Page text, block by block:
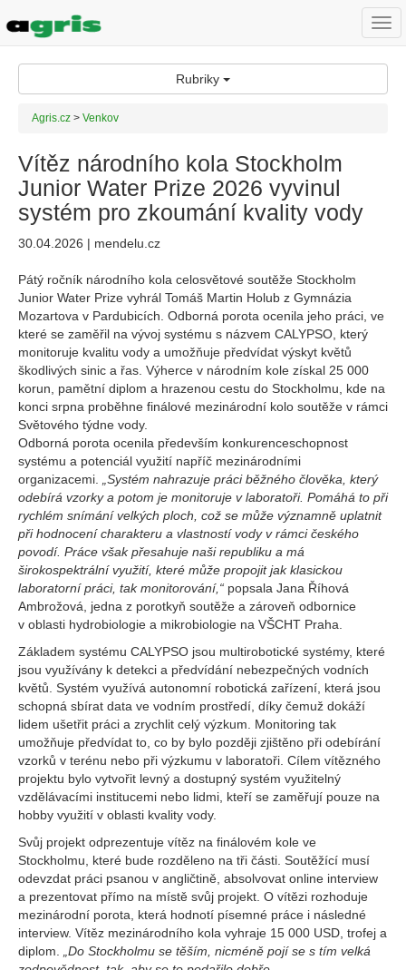
Rubriky
Agris.cz > Venkov
Vítěz národního kola Stockholm
Junior Water Prize 2026 vyvinul
systém pro zkoumání kvality vody
30.04.2026 | mendelu.cz
Pátý ročník národního kola celosvětové soutěže Stockholm
Junior Water Prize vyhrál Tomáš Martin Holub z Gymnázia
Mozartova v Pardubicích. Odborná porota ocenila jeho práci, ve
které se zaměřil na vývoj systému s názvem CALYPSO, který
monitoruje kvalitu vody a umožňuje předvídat výskyt květů
škodlivých sinic a řas. Výherce v národním kole získal 25 000
korun, pamětní diplom a hrazenou cestu do Stockholmu, kde na
konci srpna proběhne finálové mezinárodní kolo soutěže v rámci
Světového týdne vody.
Odborná porota ocenila především konkurenceschopnost
systému a potenciál využití napříč mezinárodními
organizacemi.
„Systém nahrazuje práci běžného člověka, který
odebírá vzorky a potom je monitoruje v laboratoři. Pomáhá to při
rychlém snímání velkých ploch, což se může významně uplatnit
při hodnocení charakteru a vlastností vody v rámci českého
povodí. Práce však přesahuje naši republiku a má
širokospektrální využití, které může propojit jak klasickou
laboratorní práci, tak monitorování,“ popsala Jana Říhová
Ambrožová, jedna z porotkyň soutěže a zároveň odbornice
v oblasti hydrobiologie a mikrobiologie na VŠCHT Praha.
Základem systému CALYPSO jsou multirobotické systémy, které
jsou využívány k detekci a předvídání nebezpečných vodních
květů. Systém využívá autonomní robotická zařízení, která jsou
schopná sbírat data ve vodním prostředí, díky čemuž dokáží
lidem ušetřit práci a zrychlit celý výzkum. Monitoring tak
umožňuje předvídat to, co by bylo později zjištěno při odebírání
vzorků v terénu nebo při výzkumu v laboratoři. Cílem vítězného
projektu bylo vytvořit levný a dostupný systém využitelný
vzdělávacími institucemi nebo lidmi, kteří se zaměřují pouze na
hobby využití v oblasti kvality vody.
Svůj projekt odprezentuje vítěz na finálovém kole ve
Stockholmu, které bude rozděleno na tři části. Soutěžící musí
odevzdat práci psanou v angličtině, absolvovat online interview
a prezentovat přímo na místě svůj projekt. O vítězi rozhoduje
mezinárodní porota, která hodnotí písemné práce i následné
interview. Vítěz mezinárodního kola vyhraje 15 000 USD, trofej a
diplom.
„Do Stockholmu se těším, nicméně pojí se s tím velká